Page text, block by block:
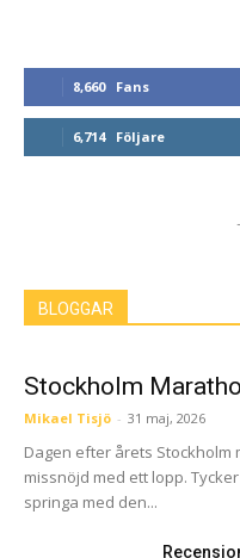
8,660 Fans
6,714 Följare
BLOGGAR
Stockholm
Mikael Tisjö - 31 maj, 2026
Dagen efter årets Stockholm
missnöjd med ett lopp.
springa med den...